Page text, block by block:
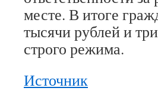
месте. В итоге
тысячи рублей и
строго режима.
Источник